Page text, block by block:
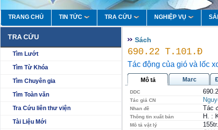
TRANG CHỦ TIN TỨC TRA CỨU NGHIỆP VỤ
TRA CỨU
Tìm Lướt
Tìm Từ Khóa
Tìm Chuyên gia
Tìm Toàn văn
Tra Cứu liên thư viện
Tài Liệu Mới
Sách
690.22 T.101.Đ
Tác động của gió và lốc
Mô tả Marc
DDC
Tác giả CN
Nhan đề Tác
Thông tin xuất bản H. :
Mô tả vật lý